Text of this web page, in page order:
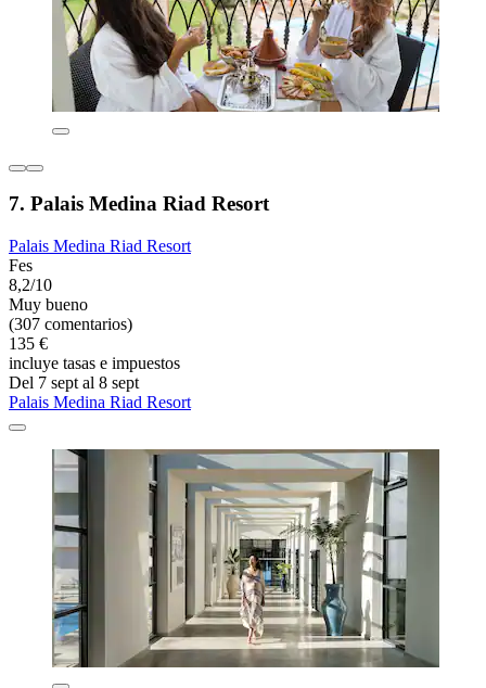
7. Palais Medina Riad Resort
Palais Medina Riad Resort
Fes
8,2/10
Muy bueno
(307 comentarios)
135 €
incluye tasas e impuestos
Del 7 sept al 8 sept
Palais Medina Riad Resort